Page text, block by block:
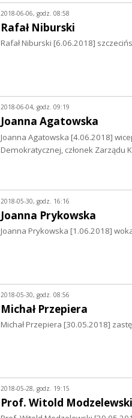
2018-06-06, godz. 08:58
Rafał Niburski
Rafał Niburski [6.06.2018]
2018-06-04, godz. 09:19
Joanna Agatowska
Joanna Agatowska [4.06.2018]
Demokratycznej, członek Zarządu
2018-05-30, godz. 16:16
Joanna Prykowska
Joanna Prykowska [1.06.2018]
2018-05-30, godz. 08:56
Michał Przepiera
Michał Przepiera [30.05.2018]
2018-05-28, godz. 19:15
Prof. Witold Modzelewski